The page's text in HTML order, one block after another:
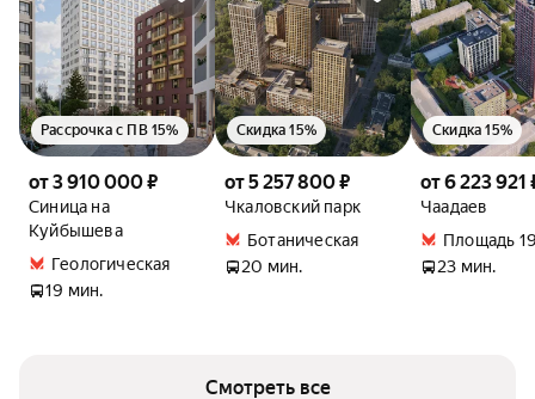
от 3 910 000 ₽
Синица на
Куйбышева
Геологическая
19 мин.
Рассрочка с ПВ 15%
от 5 257 800 ₽
Чкаловский парк
Ботаническая
20 мин.
Скидка 15%
от 6 223 921
Чаадаев
Площадь
23 мин.
Скидка 15%
Смотреть все